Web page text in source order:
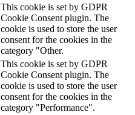
This cookie is set by GDPR
Cookie Consent plugin. The
cookie is used to store the user
consent for the cookies in the
category "Other.
This cookie is set by GDPR
Cookie Consent plugin. The
cookie is used to store the user
consent for the cookies in the
category "Performance".